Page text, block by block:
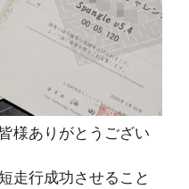
様ありがとうござい
走行成功させること